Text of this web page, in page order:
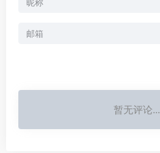
暂无评论...